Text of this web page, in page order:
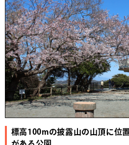
標高100mの披露山の山頂に位